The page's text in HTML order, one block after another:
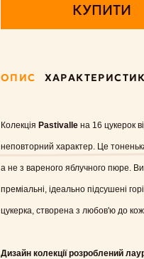
КУПИТИ
ОПИС
Колекція Pastivalle на 16 цукерок
неповторний характер. Це тоненька
а не з вареного яблучного пюре.
преміальні, ідеально підсушені
цукерка, створена з любов'ю до
Дизайн колекції розроблений